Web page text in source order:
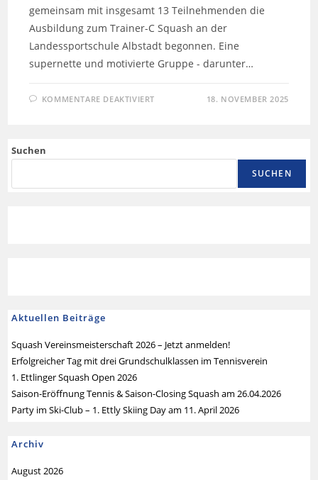
gemeinsam mit insgesamt 13 Teilnehmenden die
Ausbildung zum Trainer-C Squash an der
Landessportschule Albstadt begonnen. Eine
supernette und motivierte Gruppe - darunter…
KOMMENTARE DEAKTIVIERT 18. NOVEMBER 2025
Suchen
SUCHEN
Aktuellen Beiträge
Squash Vereinsmeisterschaft 2026 – Jetzt anmelden!
Erfolgreicher Tag mit drei Grundschulklassen im Tennisverein
1. Ettlinger Squash Open 2026
Saison-Eröffnung Tennis & Saison-Closing Squash am 26.04.2026
Party im Ski-Club – 1. Ettly Skiing Day am 11. April 2026
Archiv
August 2026